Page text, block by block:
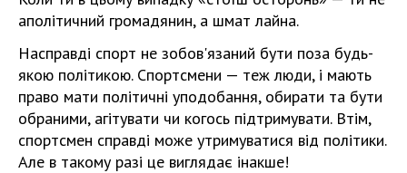
аполітичний громадянин, а шмат лайна.
Насправді спорт не зобов'язаний бути поза будь-
якою політикою. Спортсмени — теж люди, і мають
право мати політичні уподобання, обирати та бути
обраними, агітувати чи когось підтримувати. Втім,
спортсмен справді може утримуватися від політики.
Але в такому разі це виглядає інакше!